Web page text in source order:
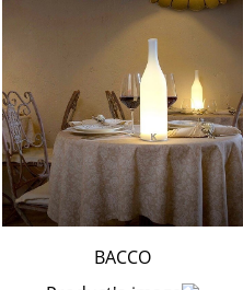
BACCO